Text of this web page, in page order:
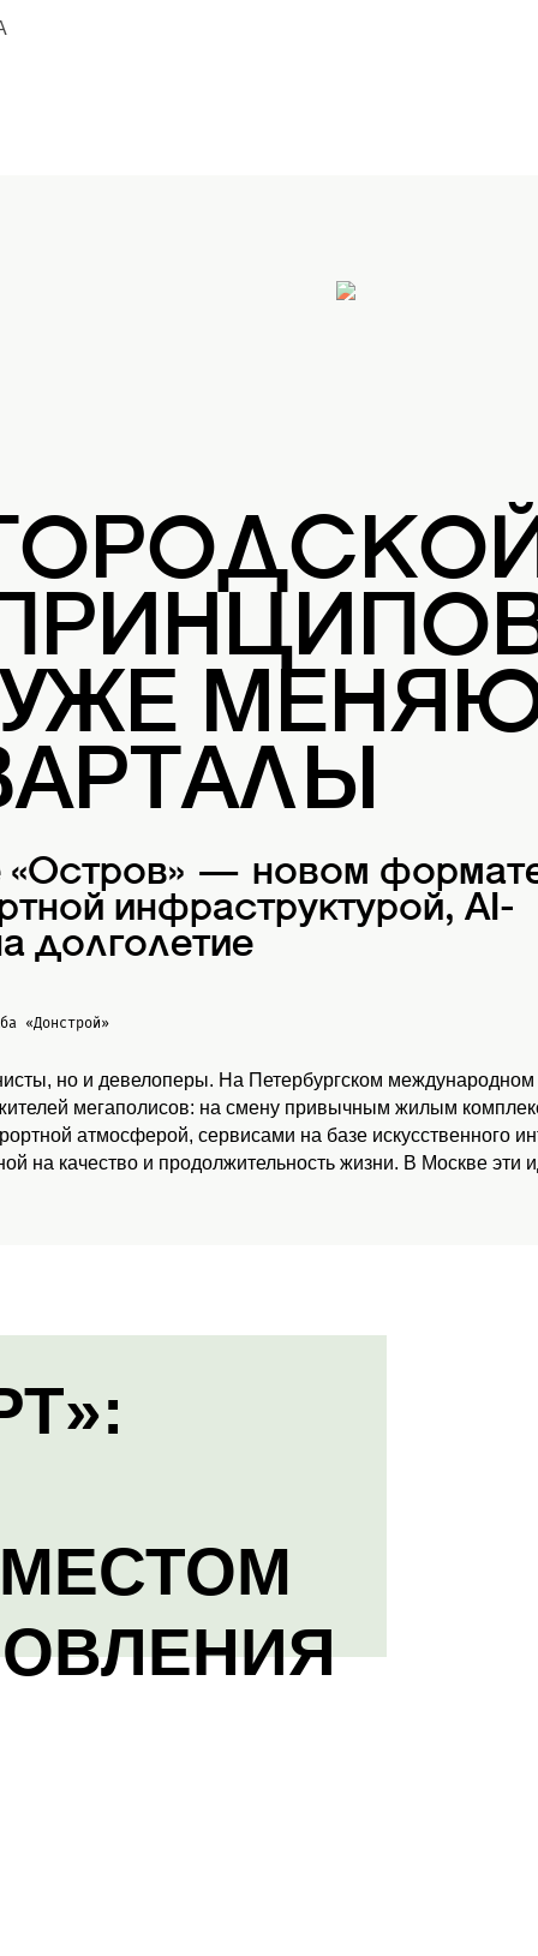
«Остров» — новом
инфраструктурой, AI-
долголетие
«Донстрой»
но и девелоперы. На Петербургском
мегаполисов: на смену привычным жилым
атмосферой, сервисами на базе искусственного
на качество и продолжительность жизни. В Москве